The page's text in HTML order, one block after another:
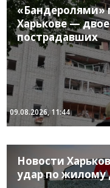
«Бандеролями»
Харькове —
пострадавших
09.08.2026, 11:44
Новости
удар по